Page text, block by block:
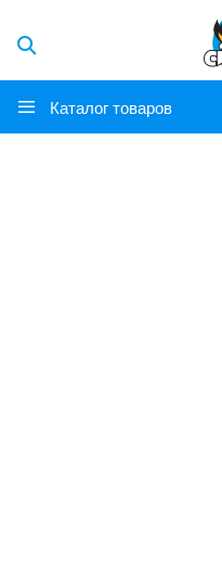
Каталог товаров